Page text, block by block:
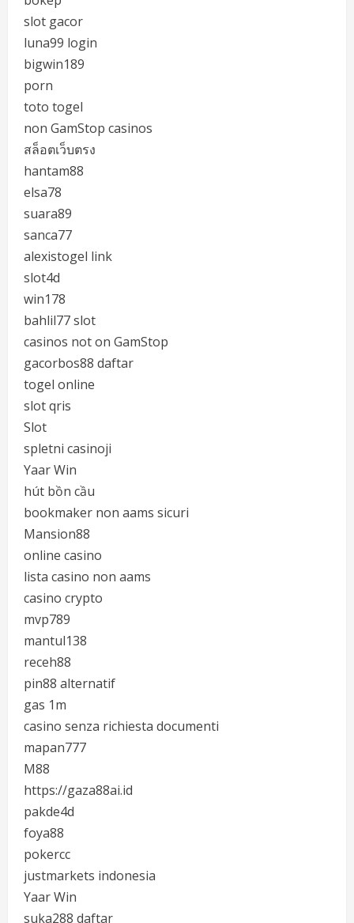
slot gacor
luna99 login
bigwin189
porn
toto togel
non GamStop casinos
สล็อตเว็บตรง
hantam88
elsa78
suara89
sanca77
alexistogel link
slot4d
win178
bahlil77 slot
casinos not on GamStop
gacorbos88 daftar
togel online
slot qris
Slot
spletni casinoji
Yaar Win
hút bồn cầu
bookmaker non aams sicuri
Mansion88
online casino
lista casino non aams
casino crypto
mvp789
mantul138
receh88
pin88 alternatif
gas 1m
casino senza richiesta documenti
mapan777
M88
https://gaza88ai.id
pakde4d
foya88
pokercc
justmarkets indonesia
Yaar Win
suka288 daftar